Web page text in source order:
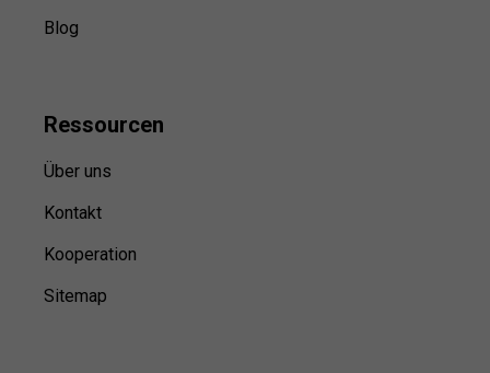
Blog
Ressourcen
Über uns
Kontakt
Kooperation
Sitemap